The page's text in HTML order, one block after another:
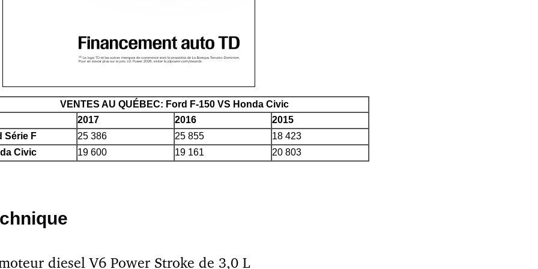
VENTES AU QUÉBEC: Ford F-150 VS Honda Civic
2017
2016
2015
Série F
25 386 25 855
18 423
Civic
19 600 19 161 20 803
diesel V6 Power Stroke de 3,0 L